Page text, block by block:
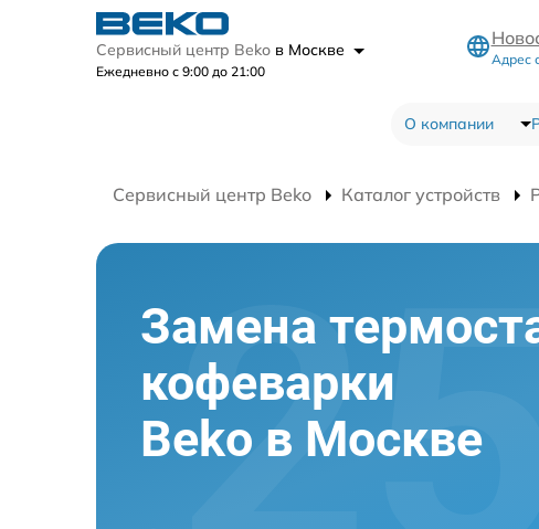
Сервисный центр Beko в Москве
Ежедневно с 9:00 до 21:00
Адрес
О компании
Сервисный центр Beko Каталог устройств
Замена
кофеварки
Beko в Москве